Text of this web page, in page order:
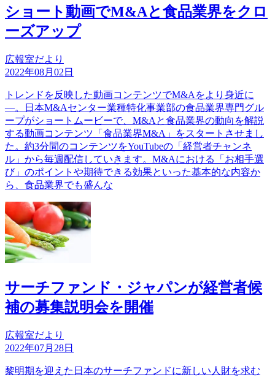
ショート動画でM&Aと食品業界をクロ
ーズアップ
広報室だより
2022年08月02日
トレンドを反映した動画コンテンツでM&Aをより身近に
―。日本M&Aセンター業種特化事業部の食品業界専門グル
ープがショートムービーで、M&Aと食品業界の動向を解説
する動画コンテンツ「食品業界M&A」をスタートさせまし
た。約3分間のコンテンツをYouTubeの「経営者チャンネ
ル」から毎週配信していきます。M&Aにおける「お相手選
び」のポイントや期待できる効果といった基本的な内容か
ら、食品業界でも盛んな
サーチファンド・ジャパンが経営者候
補の募集説明会を開催
広報室だより
2022年07月28日
黎明期を迎えた日本のサーチファンドに新しい人財を求む